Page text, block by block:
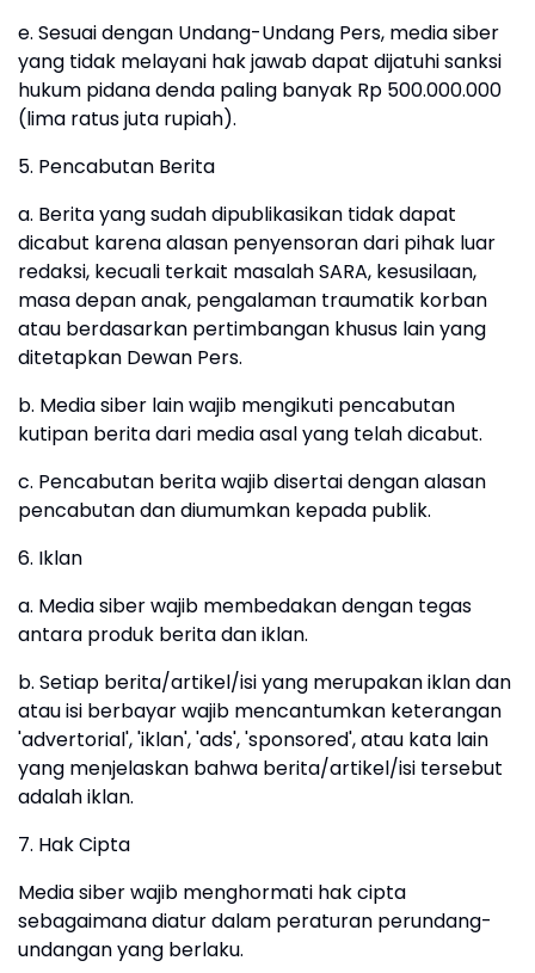
e. Sesuai dengan Undang-Undang Pers, media siber
yang tidak melayani hak jawab dapat dijatuhi sanksi
hukum pidana denda paling banyak Rp 500.000.000
(lima ratus juta rupiah).
5. Pencabutan Berita
a. Berita yang sudah dipublikasikan tidak dapat
dicabut karena alasan penyensoran dari pihak luar
redaksi, kecuali terkait masalah SARA, kesusilaan,
masa depan anak, pengalaman traumatik korban
atau berdasarkan pertimbangan khusus lain yang
ditetapkan Dewan Pers.
b. Media siber lain wajib mengikuti pencabutan
kutipan berita dari media asal yang telah dicabut.
c. Pencabutan berita wajib disertai dengan alasan
pencabutan dan diumumkan kepada publik.
6. Iklan
a. Media siber wajib membedakan dengan tegas
antara produk berita dan iklan.
b. Setiap berita/artikel/isi yang merupakan iklan dan
atau isi berbayar wajib mencantumkan keterangan
'advertorial', 'iklan', 'ads', 'sponsored', atau kata lain
yang menjelaskan bahwa berita/artikel/isi tersebut
adalah iklan.
7. Hak Cipta
Media siber wajib menghormati hak cipta
sebagaimana diatur dalam peraturan perundang-
undangan yang berlaku.